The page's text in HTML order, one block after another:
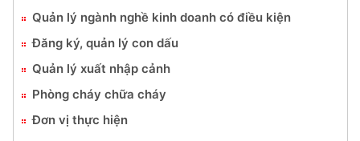
Quản lý ngành nghề kinh doanh có điều kiện
Đăng ký, quản lý con dấu
Quản lý xuất nhập cảnh
Phòng cháy chữa cháy
Đơn vị thực hiện